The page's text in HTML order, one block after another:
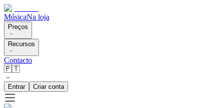
MúsicaNa loja
Preços
Recursos
Contacto
🇵🇹
Entrar Criar conta